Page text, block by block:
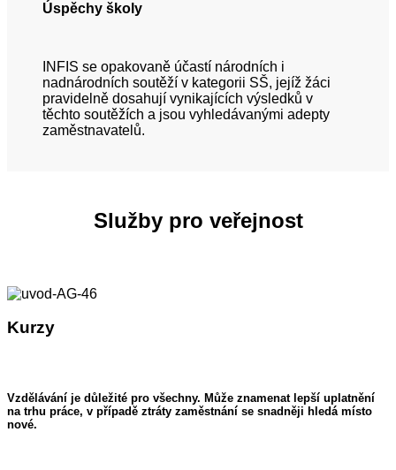
Úspěchy školy
INFIS se opakovaně účastí národních i
nadnárodních soutěží v kategorii SŠ, jejíž žáci
pravidelně dosahují vynikajících výsledků v
těchto soutěžích a jsou vyhledávanými adepty
zaměstnavatelů.
Služby pro veřejnost
Kurzy
Vzdělávání je důležité pro všechny. Může znamenat lepší uplatnění
na trhu práce, v případě ztráty zaměstnání se snadněji hledá místo
nové.